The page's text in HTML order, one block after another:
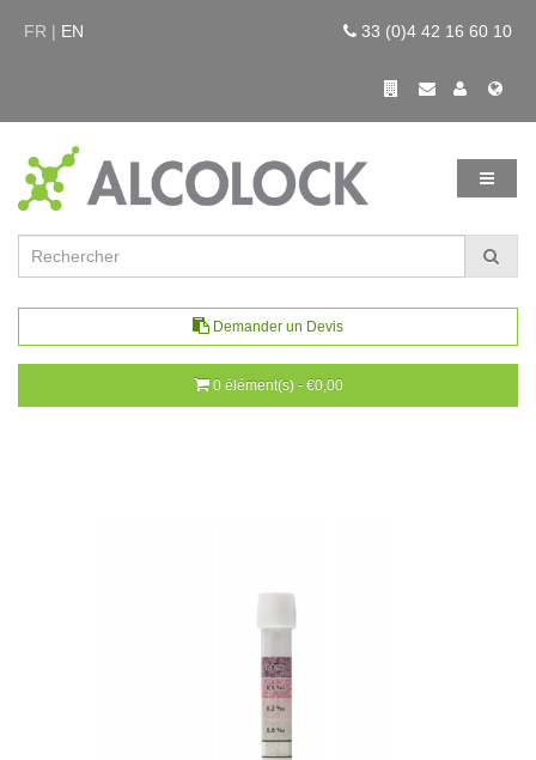
FR | EN 33 (0)4 42 16 60 10
Demander un Devis
0 élément(s) - €0,00